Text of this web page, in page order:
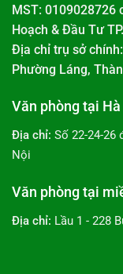
MST: 0109028726
Hoạch & Đầu Tư
Địa chỉ trụ sở
Phường Láng,
Văn phòng tại
Địa chỉ: Số 22-24-26
Nội
Văn phòng tại
Địa chỉ: Lầu 1 - 228